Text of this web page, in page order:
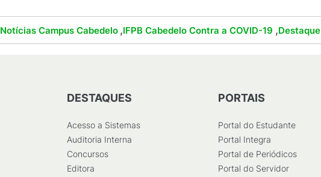
Notícias Campus Cabedelo ,IFPB Cabedelo Contra a COVID-19 ,Destaque
DESTAQUES
Acesso a Sistemas
Auditoria Interna
Concursos
Editora
PORTAIS
Portal do Estudante
Portal Integra
Portal de Periódicos
Portal do Servidor